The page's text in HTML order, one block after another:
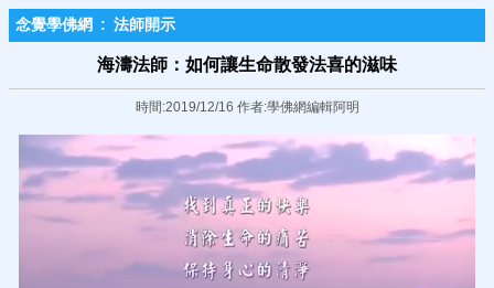
念覺學佛網 : 法師開示
海濤法師：如何讓生命散發法喜的滋味
時間:2019/12/16 作者:學佛網編輯阿明